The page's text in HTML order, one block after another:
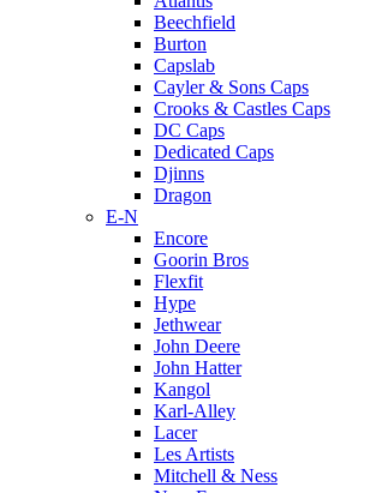
Beechfield
Burton
Capslab
Cayler & Sons Caps
Crooks & Castles Caps
DC Caps
Dedicated Caps
Djinns
Dragon
E-N
Encore
Goorin Bros
Flexfit
Hype
Jethwear
John Deere
John Hatter
Kangol
Karl-Alley
Lacer
Les Artists
Mitchell & Ness